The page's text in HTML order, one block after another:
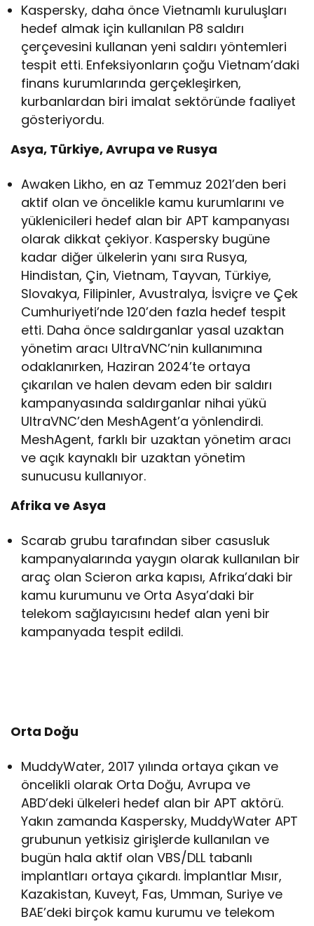
Kaspersky, daha önce Vietnamlı kuruluşları
hedef almak için kullanılan P8 saldırı
çerçevesini kullanan yeni saldırı yöntemleri
tespit etti. Enfeksiyonların çoğu Vietnam’daki
finans kurumlarında gerçekleşirken,
kurbanlardan biri imalat sektöründe faaliyet
gösteriyordu.
Asya, Türkiye, Avrupa ve Rusya
Awaken Likho, en az Temmuz 2021’den beri
aktif olan ve öncelikle kamu kurumlarını ve
yüklenicileri hedef alan bir APT kampanyası
olarak dikkat çekiyor. Kaspersky bugüne
kadar diğer ülkelerin yanı sıra Rusya,
Hindistan, Çin, Vietnam, Tayvan, Türkiye,
Slovakya, Filipinler, Avustralya, İsviçre ve Çek
Cumhuriyeti’nde 120’den fazla hedef tespit
etti. Daha önce saldırganlar yasal uzaktan
yönetim aracı UltraVNC’nin kullanımına
odaklanırken, Haziran 2024’te ortaya
çıkarılan ve halen devam eden bir saldırı
kampanyasında saldırganlar nihai yükü
UltraVNC’den MeshAgent’a yönlendirdi.
MeshAgent, farklı bir uzaktan yönetim aracı
ve açık kaynaklı bir uzaktan yönetim
sunucusu kullanıyor.
Afrika ve Asya
Scarab grubu tarafından siber casusluk
kampanyalarında yaygın olarak kullanılan bir
araç olan Scieron arka kapısı, Afrika’daki bir
kamu kurumunu ve Orta Asya’daki bir
telekom sağlayıcısını hedef alan yeni bir
kampanyada tespit edildi.
Orta Doğu
MuddyWater, 2017 yılında ortaya çıkan ve
öncelikli olarak Orta Doğu, Avrupa ve
ABD’deki ülkeleri hedef alan bir APT aktörü.
Yakın zamanda Kaspersky, MuddyWater APT
grubunun yetkisiz girişlerde kullanılan ve
bugün hala aktif olan VBS/DLL tabanlı
implantları ortaya çıkardı. İmplantlar Mısır,
Kazakistan, Kuveyt, Fas, Umman, Suriye ve
BAE’deki birçok kamu kurumu ve telekom